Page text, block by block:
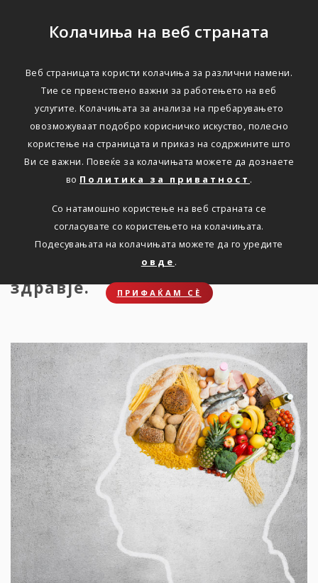
Колачиња на веб страната
Веб страницата користи колачиња за различни намени.
Тие се првенствено важни за работењето на веб
услугите. Колачињата за анализа на пребарувањето
овозможуваат подобро корисничко искуство, полесно
користење на страницата и приказ на содржините што
Ви се важни. Повеќе за колачињата можете да дознаете
во Политика за приватност .
Со натамошно користење на веб страната се
согласувате со користењето на колачињата.
Подесувањата на колачињата можете да го уредите
овде .
ПРИФАЌАМ СЀ
Совети за подобро
мозочно здравје
Дома Новости
СОВЕТИ ЗА ПОДОБРУВАЊЕ НА
МОЗОЧНОТО ЗДРАВЈЕ
Прочитајте неколку совети за
подобрување на мозочното
здравје.